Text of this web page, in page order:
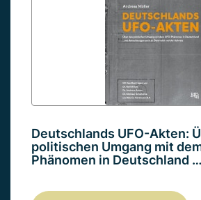
Deutschlands UFO-Akten:
politischen Umgang mit
Phänomen in Deutschland …